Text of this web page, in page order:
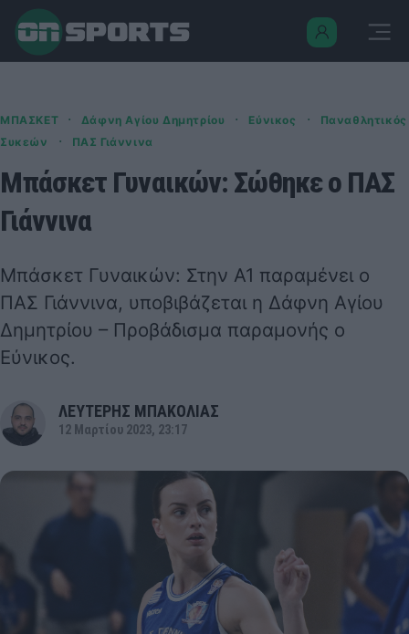
ΜΠΑΣΚΕΤ · Δάφνη Αγίου Δημητρίου · Εύνικος ·
Παναθλητικός
Συκεών
· ΠΑΣ Γιάννινα
Μπάσκετ Γυναικών: Σώθηκε ο ΠΑΣ
Γιάννινα
Μπάσκετ Γυναικών: Στην Α1 παραμένει ο
ΠΑΣ Γιάννινα, υποβιβάζεται η Δάφνη Αγίου
Δημητρίου – Προβάδισμα παραμονής ο
Εύνικος.
ΛΕΥΤΕΡΗΣ ΜΠΑΚΟΛΙΑΣ
12 Μαρτίου 2023, 23:17